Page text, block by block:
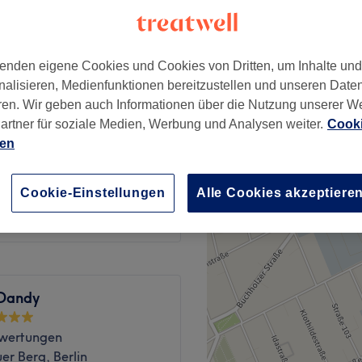
95 €
ab 95 €
Berg, Berlin
−
eigene Cookies und Cookies von Dritten, um Inhalte
Medienfunktionen bereitzustellen und unseren
Wir geben auch Informationen über die Nutzung unserer
für soziale Medien, Werbung und Analysen weiter.
Cookie-Einstellungen Alle Cookies akzeptieren